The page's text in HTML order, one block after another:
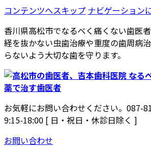
コンテンツへスキップ ナビゲーション
香川県高松市でなるべく痛くない歯医
経を抜かない虫歯治療や重度の歯周病
らないよう大切な歯を守ります。
お気軽にお問い合わせください。 087-
9:15-18:00 [ 日・祝日・休診日除く ]
お問い合わせ